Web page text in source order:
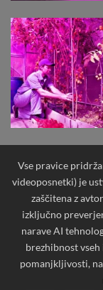
Vse pravice
videoposnetki) je
zaščitena z
izključno
narave AI
brezhibnost
pomanjkljivosti,